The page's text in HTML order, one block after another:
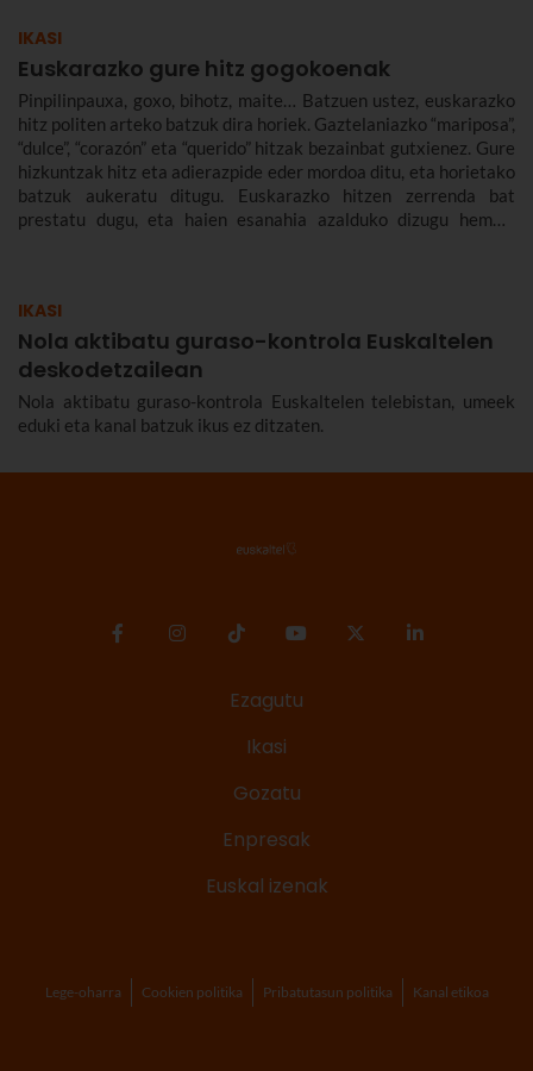
IKASI
Euskarazko gure hitz gogokoenak
Pinpilinpauxa, goxo, bihotz, maite… Batzuen ustez, euskarazko
hitz politen arteko batzuk dira horiek. Gaztelaniazko “mariposa”,
“dulce”, “corazón” eta “querido” hitzak bezainbat gutxienez. Gure
hizkuntzak hitz eta adierazpide eder mordoa ditu, eta horietako
batzuk aukeratu ditugu. Euskarazko hitzen zerrenda bat
prestatu dugu, eta haien esanahia azalduko dizugu hemen.
IKASI
Nola aktibatu guraso-kontrola Euskaltelen
deskodetzailean
Nola aktibatu guraso-kontrola Euskaltelen telebistan, umeek
eduki eta kanal batzuk ikus ez ditzaten.
Ezagutu
Ikasi
Gozatu
Enpresak
Euskal izenak
Lege-oharra Cookien politika Pribatutasun politika Kanal etikoa